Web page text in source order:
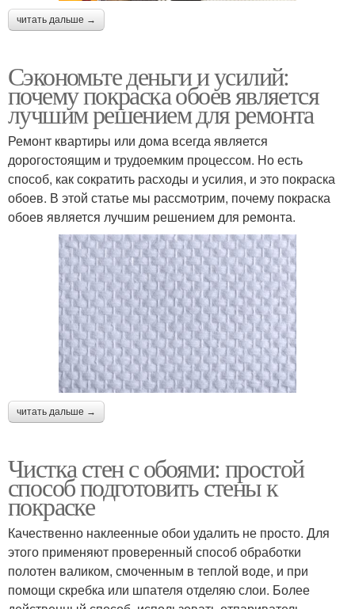
читать дальше →
Сэкономьте деньги и усилий:
почему покраска обоев является
лучшим решением для ремонта
Ремонт квартиры или дома всегда является
дорогостоящим и трудоемким процессом. Но есть
способ, как сократить расходы и усилия, и это покраска
обоев. В этой статье мы рассмотрим, почему покраска
обоев является лучшим решением для ремонта.
читать дальше →
Чистка стен с обоями: простой
способ подготовить стены к
покраске
Качественно наклеенные обои удалить не просто. Для
этого применяют проверенный способ обработки
полотен валиком, смоченным в теплой воде, и при
помощи скребка или шпателя отделяю слои. Более